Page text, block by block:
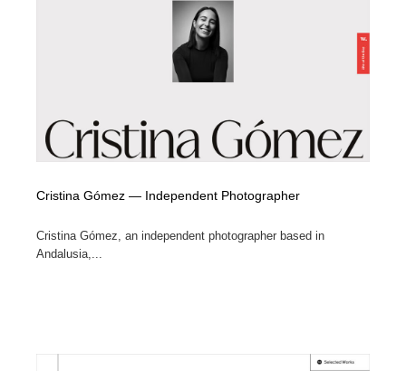
Cristina Gómez — Independent Photographer
Cristina Gómez, an independent photographer based in
Andalusia,...